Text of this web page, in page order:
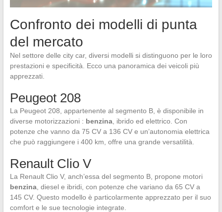
Confronto dei modelli di punta
del mercato
Nel settore delle city car, diversi modelli si distinguono per le loro
prestazioni e specificità. Ecco una panoramica dei veicoli più
apprezzati.
Peugeot 208
La Peugeot 208, appartenente al segmento B, è disponibile in
diverse motorizzazioni : benzina, ibrido ed elettrico. Con
potenze che vanno da 75 CV a 136 CV e un’autonomia elettrica
che può raggiungere i 400 km, offre una grande versatilità.
Renault Clio V
La Renault Clio V, anch’essa del segmento B, propone motori
benzina, diesel e ibridi, con potenze che variano da 65 CV a
145 CV. Questo modello è particolarmente apprezzato per il suo
comfort e le sue tecnologie integrate.